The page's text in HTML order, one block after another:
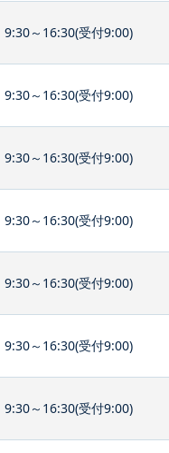
9:30～16:30(受付9:00)
9:30～16:30(受付9:00)
9:30～16:30(受付9:00)
9:30～16:30(受付9:00)
9:30～16:30(受付9:00)
9:30～16:30(受付9:00)
9:30～16:30(受付9:00)